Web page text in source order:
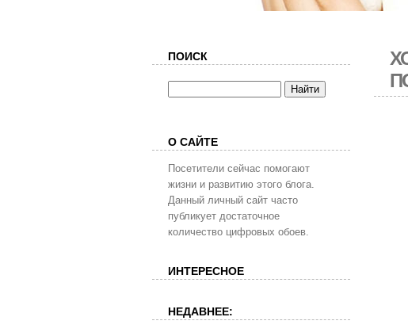
ПОИСК
О САЙТЕ
Посетители сейчас помогают
жизни и развитию этого блога.
Данный личный сайт часто
публикует достаточное
количество цифровых обоев.
ИНТЕРЕСНОЕ
НЕДАВНЕЕ: